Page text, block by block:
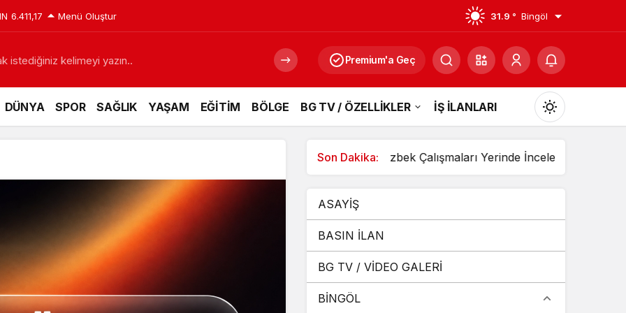
6.411,17 Menü Oluştur 31.9 ° Bingöl
istediğiniz kelimeyi yazın.. Premium'a Geç
DÜNYA SPOR SAĞLIK YAŞAM EĞİTİM BÖLGE BG TV / ÖZELLİKLER İŞ İLANLARI
Mod
değiştir
Gündüz Modu
Gece Modu
Gece modunu seçin.
Son Dakika:
için tarihi fırsat pencereleri açılıyor Siyaraya Zam yapıldı Özbek Çalışmaları Yerinde İnceledi
ASAYİŞ
BASIN İLAN
BG TV / VİDEO GALERİ
BİNGÖL